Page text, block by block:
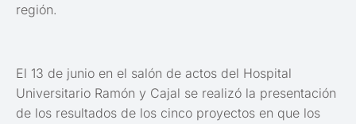
región.
El 13 de junio en el salón de actos del Hospital
Universitario Ramón y Cajal se realizó la presentación
de los resultados de los cinco proyectos en que los